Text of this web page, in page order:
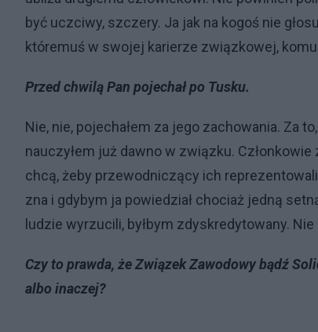
być uczciwy, szczery. Ja jak na kogoś nie
któremuś w swojej karierze związkowej,
Przed chwilą Pan pojechał po Tusku.
Nie, nie, pojechałem za jego zachowania. Za
nauczyłem już dawno w związku.
chcą, żeby przewodniczący ich
zna i gdybym ja powiedział chociaż jedną
ludzie wyrzucili, byłbym zdyskredytowany.
Czy to prawda, że Związek Zawodowy bądź
albo inaczej?